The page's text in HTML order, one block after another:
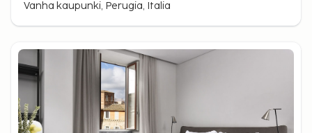
Vanha kaupunki, Perugia, Italia